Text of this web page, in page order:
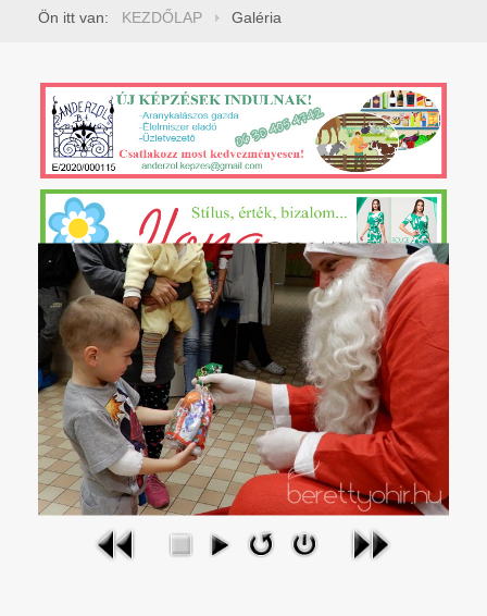
Ön itt van: KEZDŐLAP Galéria